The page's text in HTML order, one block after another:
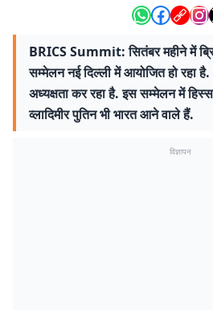
BRICS Summit: सितंबर महीने में
सम्मेलन नई दिल्ली में आयोजित हो रहा है.
अध्यक्षता कर रहा है. इस सम्मेलन में
व्लादिमीर पुतिन भी भारत आने वाले हैं.
विज्ञापन